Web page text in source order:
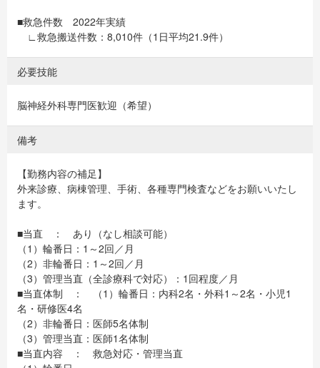
■救急件数 2022年実績
∟救急搬送件数：8,010件（1日平均21.9件）
必要技能
脳神経外科専門医歓迎（希望）
備考
【勤務内容の補足】
外来診療、病棟管理、手術、各種専門検査などをお願いいたし
ます。
■当直 ： あり（なし相談可能）
（1）輪番日：1～2回／月
（2）非輪番日：1～2回／月
（3）管理当直（全診療科で対応）：1回程度／月
■当直体制 ： （1）輪番日：内科2名・外科1～2名・小児1
名・研修医4名
（2）非輪番日：医師5名体制
（3）管理当直：医師1名体制
■当直内容 ： 救急対応・管理当直